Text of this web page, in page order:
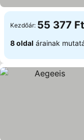
Kezdőár: 55 377 Ft
8 oldal árainak